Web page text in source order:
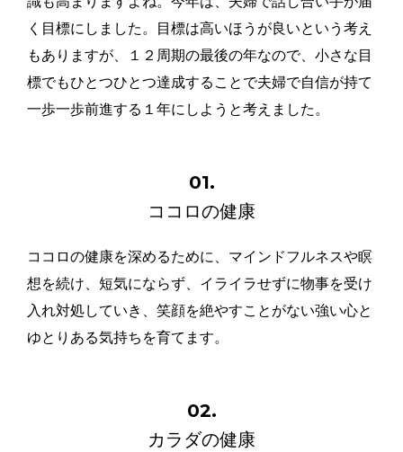
く目標にしました。目標は高いほうが良いという考え
もありますが、１２周期の最後の年なので、小さな目
標でもひとつひとつ達成することで夫婦で自信が持て
一歩一歩前進する１年にしようと考えました。
01.
ココロの健康
ココロの健康を深めるために、マインドフルネスや瞑
想を続け、短気にならず、イライラせずに物事を受け
入れ対処していき、笑顔を絶やすことがない強い心と
ゆとりある気持ちを育てます。
02.
カラダの健康